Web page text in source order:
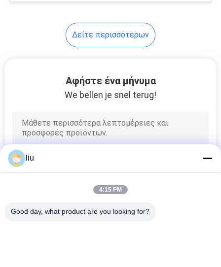
Δείτε περισσότερων
Αφήστε ένα μήνυμα
We bellen je snel terug!
liu
4:15 PM
Good day, what product are you looking for?